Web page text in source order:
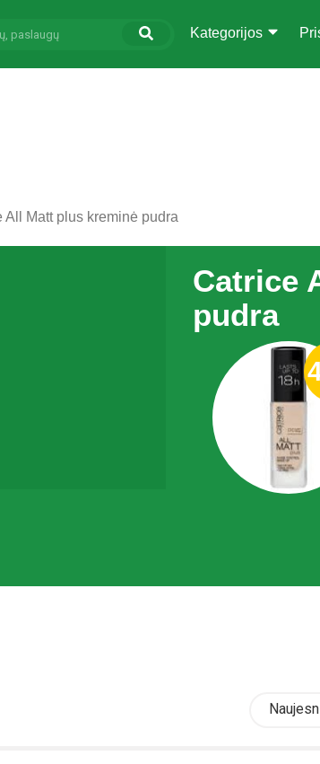
Kategorijos
All Matt plus kreminė pudra
Catrice
pudra